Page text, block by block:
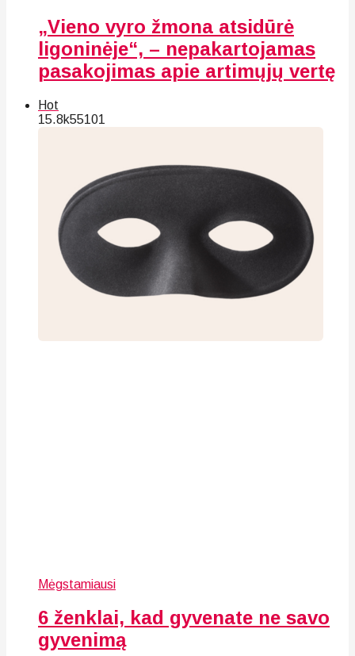
„Vieno vyro žmona atsidūrė
ligoninėje“, – nepakartojamas
pasakojimas apie artimųjų vertę
Hot
15.8k55101
Mėgstamiausi
6 ženklai, kad gyvenate ne savo
gyvenimą